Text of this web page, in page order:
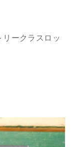
ークラスロッ